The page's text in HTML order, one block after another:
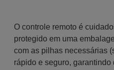
O controle remoto é
protegido em uma
com as pilhas necessárias
rápido e seguro,